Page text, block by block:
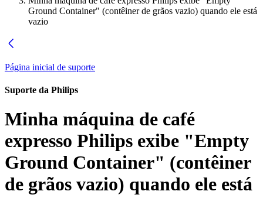
Ground Container" (contêiner de grãos vazio) quando ele está
vazio
Página inicial de suporte
Suporte da Philips
Minha máquina de café
expresso Philips exibe "Empty
Ground Container" (contêiner
de grãos vazio) quando ele está